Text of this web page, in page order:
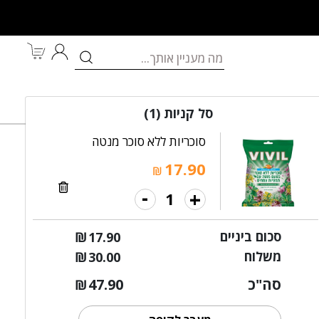
מותגים במבצע
סל קניות(1)
סוכריות ללא סוכר מנטה
₪ 17.90
+
-
סכום ביניים ₪17.90
משלוח
₪30.00
סה"כ ₪47.90
ללא סוכר פירות יער